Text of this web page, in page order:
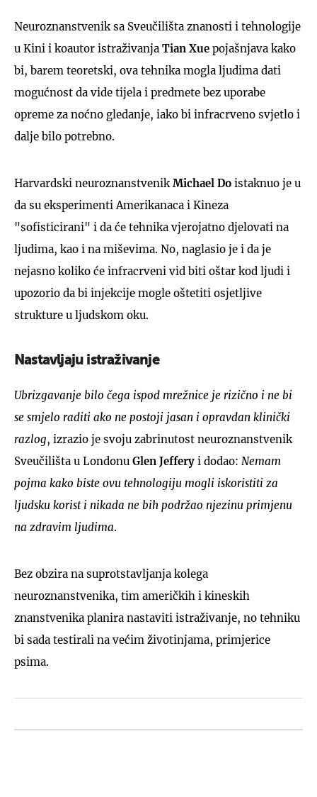
Neuroznanstvenik sa Sveučilišta znanosti i tehnologije
u Kini i koautor istraživanja Tian Xue pojašnjava kako
bi, barem teoretski, ova tehnika mogla ljudima dati
mogućnost da vide tijela i predmete bez uporabe
opreme za noćno gledanje, iako bi infracrveno svjetlo i
dalje bilo potrebno.
Harvardski neuroznanstvenik Michael Do istaknuo je u
da su eksperimenti Amerikanaca i Kineza
"sofisticirani" i da će tehnika vjerojatno djelovati na
ljudima, kao i na miševima. No, naglasio je i da je
nejasno koliko će infracrveni vid biti oštar kod ljudi i
upozorio da bi injekcije mogle oštetiti osjetljive
strukture u ljudskom oku.
Nastavljaju istraživanje
Ubrizgavanje bilo čega ispod mrežnice je rizično i ne bi
se smjelo raditi ako ne postoji jasan i opravdan klinički
razlog, izrazio je svoju zabrinutost neuroznanstvenik
Sveučilišta u Londonu Glen Jeffery i dodao: Nemam
pojma kako biste ovu tehnologiju mogli iskoristiti za
ljudsku korist i nikada ne bih podržao njezinu primjenu
na zdravim ljudima.
Bez obzira na suprotstavljanja kolega
neuroznanstvenika, tim američkih i kineskih
znanstvenika planira nastaviti istraživanje, no tehniku
bi sada testirali na većim životinjama, primjerice
psima.